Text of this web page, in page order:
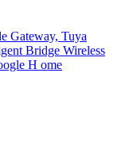
Gateway, Tuya
Bridge Wireless
H ome